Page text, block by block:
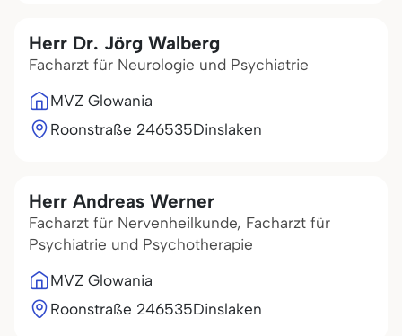
Herr Dr. Jörg Walberg
Facharzt für Neurologie und Psychiatrie
MVZ Glowania
Roonstraße 246535Dinslaken
Herr Andreas Werner
Facharzt für Nervenheilkunde, Facharzt für
Psychiatrie und Psychotherapie
MVZ Glowania
Roonstraße 246535Dinslaken